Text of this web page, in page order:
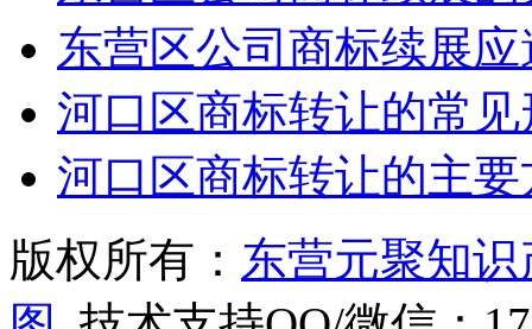
东营区公司商标续展
河口区商标转让的常
河口区商标转让的主要
版权所有： 东营元聚知